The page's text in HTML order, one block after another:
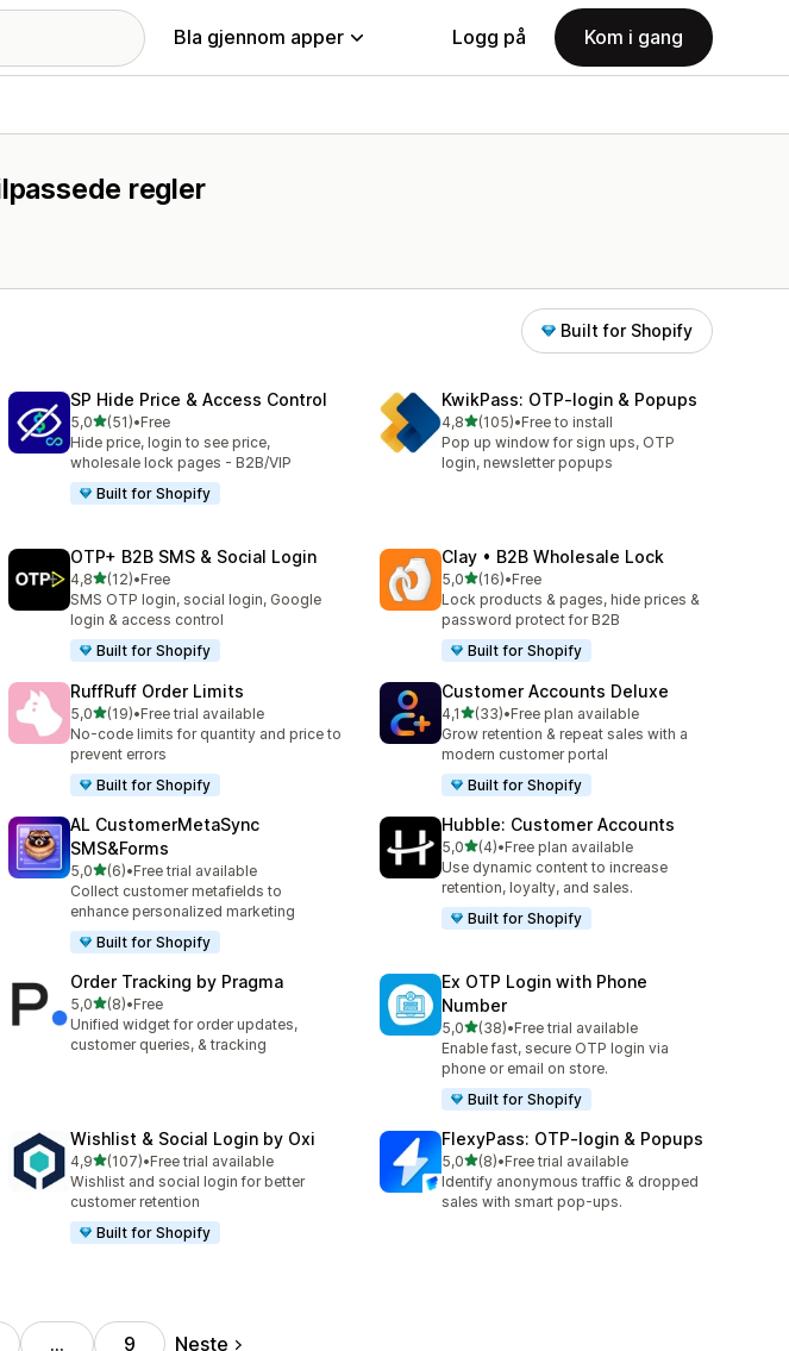
Bla gjennom apper Logg på Kom i gang
regler
Built for Shopify
SP Hide Price & Access Control
5,0av 5 stjerner
(51)
Totalt 51 omtaler
•Free
Hide price, login to see price,
wholesale lock pages - B2B/VIP
Built for Shopify
KwikPass: OTP‑login & Popups
4,8av 5 stjerner
(105)
Totalt 105 omtaler
•Free to install
Pop up window for sign ups, OTP
login, newsletter popups
OTP+ B2B SMS & Social Login
4,8av 5 stjerner
(12)
Totalt 12 omtaler
•Free
SMS OTP login, social login, Google
login & access control
Built for Shopify
Clay • B2B Wholesale Lock
5,0av 5 stjerner
(16)
Totalt 16 omtaler
•Free
Lock products & pages, hide prices &
password protect for B2B
Built for Shopify
RuffRuff Order Limits
5,0av 5 stjerner
(19)
Totalt 19 omtaler
•Free trial available
No‑code limits for quantity and price to
prevent errors
Built for Shopify
Customer Accounts Deluxe
4,1av 5 stjerner
(33)
Totalt 33 omtaler
•Free plan available
Grow retention & repeat sales with a
modern customer portal
Built for Shopify
AL CustomerMetaSync
SMS&Forms
5,0av 5 stjerner
(6)
Totalt 6 omtaler
•Free trial available
Collect customer metafields to
enhance personalized marketing
Built for Shopify
Hubble: Customer Accounts
5,0av 5 stjerner
(4)
Totalt 4 omtaler
•Free plan available
Use dynamic content to increase
retention, loyalty, and sales.
Built for Shopify
Order Tracking by Pragma
5,0av 5 stjerner
(8)
Totalt 8 omtaler
•Free
Unified widget for order updates,
customer queries, & tracking
Ex OTP Login with Phone
Number
5,0av 5 stjerner
(38)
Totalt 38 omtaler
•Free trial available
Enable fast, secure OTP login via
phone or email on store.
Built for Shopify
Wishlist & Social Login by Oxi
4,9av 5 stjerner
(107)
Totalt 107 omtaler
•Free trial available
Wishlist and social login for better
customer retention
Built for Shopify
FlexyPass: OTP‑login & Popups
5,0av 5 stjerner
(8)
Totalt 8 omtaler
•Free trial available
Identify anonymous traffic & dropped
sales with smart pop-ups.
… 9 Neste